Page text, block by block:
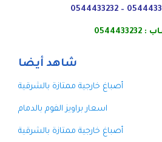
شاهد أيضا
أصباغ خارجية ممتازة بالشرقية
اسعار براويز الفوم بالدمام
أصباغ خارجية ممتازة بالشرقية